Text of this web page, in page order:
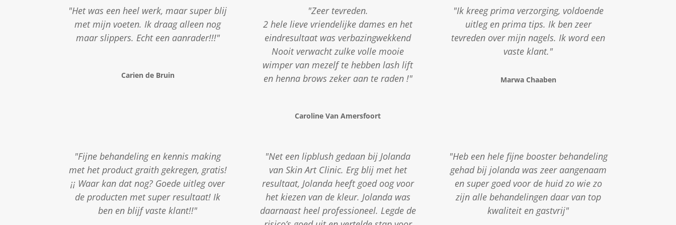
"Het was een heel werk, maar super blij
met mijn voeten. Ik draag alleen nog
maar slippers. Echt een aanrader!!!"
Carien de Bruin
"Zeer tevreden.
2 hele lieve vriendelijke dames en het
eindresultaat was verbazingwekkend
Nooit verwacht zulke volle mooie
wimper van mezelf te hebben lash lift
en henna brows zeker aan te raden !"
Caroline Van Amersfoort
"Ik kreeg prima verzorging, voldoende
uitleg en prima tips. Ik ben zeer
tevreden over mijn nagels. Ik word een
vaste klant."
Marwa Chaaben
"Fijne behandeling en kennis making
met het product graith gekregen, gratis!
¡¡ Waar kan dat nog? Goede uitleg over
de producten met super resultaat! Ik
ben en blijf vaste klant!!"
"Net een lipblush gedaan bij Jolanda
van Skin Art Clinic. Erg blij met het
resultaat, Jolanda heeft goed oog voor
het kiezen van de kleur. Jolanda was
daarnaast heel professioneel. Legde de
"Heb een hele fijne booster behandeling
gehad bij jolanda was zeer aangenaam
en super goed voor de huid zo wie zo
zijn alle behandelingen daar van top
kwaliteit en gastvrij"